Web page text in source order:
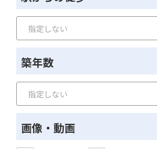
築年数
画像・動画